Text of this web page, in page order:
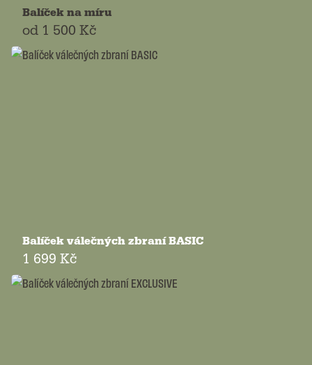
Balíček na míru
od 1 500 Kč
Balíček válečných zbraní BASIC
1 699 Kč